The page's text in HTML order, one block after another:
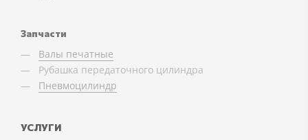
Запчасти
Валы печатные
Рубашка передаточного цилиндра
Пневмоцилиндр
УСЛУГИ